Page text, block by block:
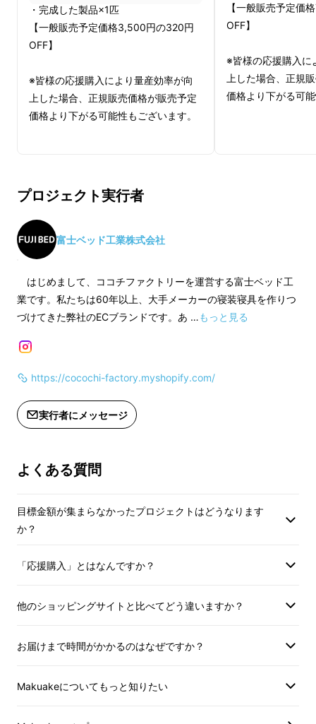
・完成した製品×1匹
【一般販売予定価格3,500円の320円
OFF】
※皆様の応援購入により量産効率が向
上した場合、正規販売価格が販売予定
価格より下がる可能性もございます。
【一般販売予定価
OFF】
※皆様の応援購入に
上した場合、正規
価格より下がる可
プロジェクト実行者
富士ベッド工業株式会社
はじめまして、ココチファクトリーを運営する富士ベッド工
業です。私たちは60年以上、大手メーカーの寝装寝具を作りつ
づけてきた弊社のECブランドです。あ …もっと見る
https://cocochi-factory.myshopify.com/
実行者にメッセージ
よくある質問
目標金額が集まらなかったプロジェクトはどうなります
か？
「応援購入」とはなんですか？
他のショッピングサイトと比べてどう違いますか？
お届けまで時間がかかるのはなぜですか？
Makuakeについてもっと知りたい